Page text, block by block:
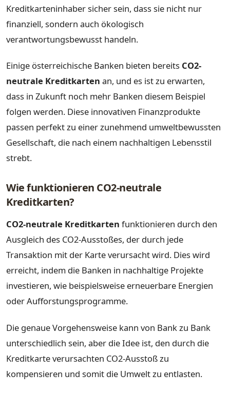
Kreditkarteninhaber sicher sein, dass sie nicht nur
finanziell, sondern auch ökologisch
verantwortungsbewusst handeln.
Einige österreichische Banken bieten bereits CO2-
neutrale Kreditkarten an, und es ist zu erwarten,
dass in Zukunft noch mehr Banken diesem Beispiel
folgen werden. Diese innovativen Finanzprodukte
passen perfekt zu einer zunehmend umweltbewussten
Gesellschaft, die nach einem nachhaltigen Lebensstil
strebt.
Wie funktionieren CO2-neutrale
Kreditkarten?
CO2-neutrale Kreditkarten funktionieren durch den
Ausgleich des CO2-Ausstoßes, der durch jede
Transaktion mit der Karte verursacht wird. Dies wird
erreicht, indem die Banken in nachhaltige Projekte
investieren, wie beispielsweise erneuerbare Energien
oder Aufforstungsprogramme.
Die genaue Vorgehensweise kann von Bank zu Bank
unterschiedlich sein, aber die Idee ist, den durch die
Kreditkarte verursachten CO2-Ausstoß zu
kompensieren und somit die Umwelt zu entlasten.